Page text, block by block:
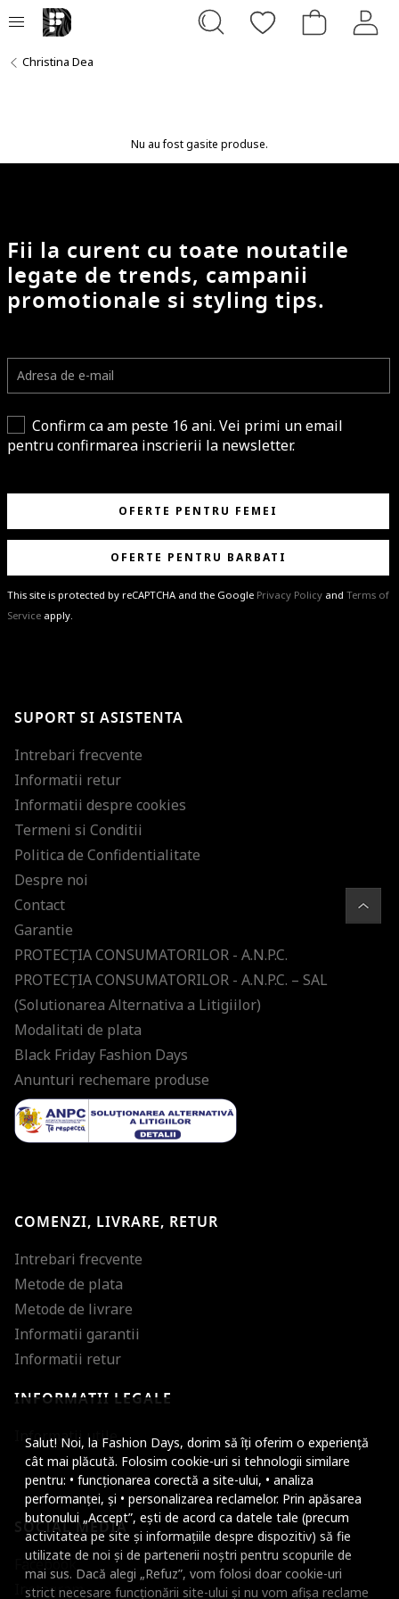
Salut! Noi, la Fashion Days, dorim să îți oferim o experiență
cât mai plăcută. Folosim cookie-uri si tehnologii similare
pentru: • funcționarea corectă a site-ului, • analiza
performanței, și • personalizarea reclamelor. Prin apăsarea
butonului „Accept”, ești de acord ca datele tale (precum
activitatea pe site și informațiile despre dispozitiv) să fie
utilizate de noi și de partenerii noștri pentru scopurile de
mai sus. Dacă alegi „Refuz”, vom folosi doar cookie-uri
strict necesare funcționării site-ului și nu vom afișa reclame
Christina Dea
Nu au fost gasite produse.
Fii la curent cu toate noutatile
legate de trends, campanii
promotionale si styling tips.
Confirm ca am peste 16 ani. Vei primi un email
pentru confirmarea inscrierii la newsletter.
OFERTE PENTRU FEMEI
OFERTE PENTRU BARBATI
This site is protected by reCAPTCHA and the Google Privacy Policy and Terms of
Service apply.
ultimele tendinte in moda!
SUPORT SI ASISTENTA
Intrebari frecvente
Informatii retur
Informatii despre cookies
Termeni si Conditii
Politica de Confidentialitate
Despre noi
Contact
Garantie
PROTECŢIA CONSUMATORILOR - A.N.P.C.
PROTECŢIA CONSUMATORILOR - A.N.P.C. – SAL
(Solutionarea Alternativa a Litigiilor)
Modalitati de plata
Black Friday Fashion Days
Anunturi rechemare produse
COMENZI, LIVRARE, RETUR
Intrebari frecvente
Metode de plata
Metode de livrare
Informatii garantii
Informatii retur
INFORMATII LEGALE
Informatii utile
SOCIAL MEDIA
Facebook
Instagram
Micsoreaza
Mareste spatierea
Micsoreaza
Mareste inaltimea